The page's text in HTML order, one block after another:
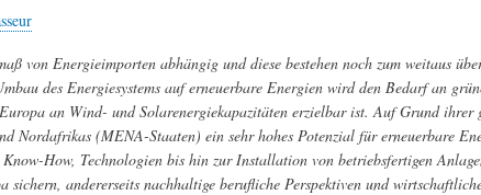
von Energieimporten abhängig und diese bestehen noch zum weitaus
des Energiesystems auf erneuerbare Energien wird den Bedarf an
an Wind- und Solarenergiekapazitäten erzielbar ist. Auf Grund ihrer
Nordafrikas (MENA-Staaten) ein sehr hohes Potenzial für erneuerbare
How, Technologien bis hin zur Installation von betriebsfertigen
sichern, andererseits nachhaltige berufliche Perspektiven und